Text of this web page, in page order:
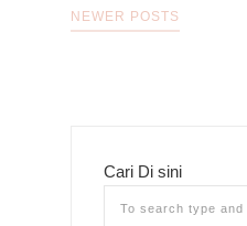
NEWER POSTS
Cari Di sini